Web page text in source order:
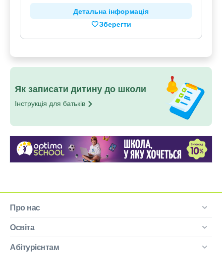
Детальна інформація
Зберегти
Як записати дитину до школи
Інструкція для батьків
Про нас
Освіта
Абітурієнтам